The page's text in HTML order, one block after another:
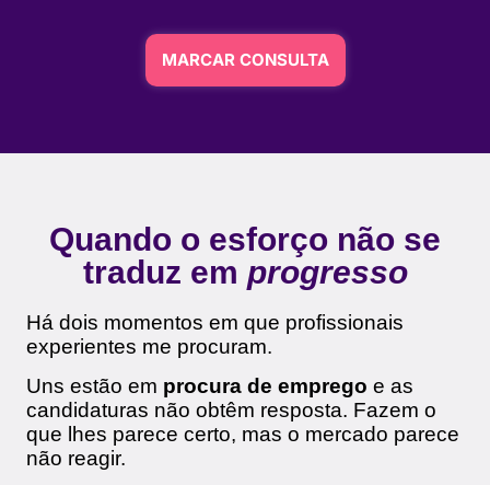
MARCAR CONSULTA
Quando o esforço não se
traduz em progresso
Há dois momentos em que profissionais
experientes me procuram.
Uns estão em procura de emprego e as
candidaturas não obtêm resposta. Fazem o
que lhes parece certo, mas o mercado parece
não reagir.